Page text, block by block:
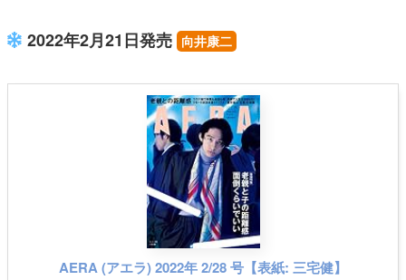
2022年2月21日発売 向井康二
AERA (アエラ) 2022年 2/28 号【表紙: 三宅健】